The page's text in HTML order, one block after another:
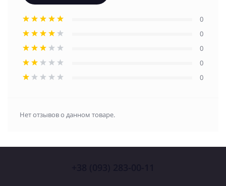
0
0
0
0
0
Нет отзывов о данном товаре.